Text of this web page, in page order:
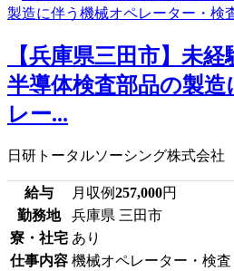
【兵庫県三田市】未
半導体検査部品の製
レー...
日研トータルソーシング株式会社
給与 月収例257,000円
勤務地
兵庫県 三田市
寮・社宅 あり
仕事内容 機械オペレーター・検査